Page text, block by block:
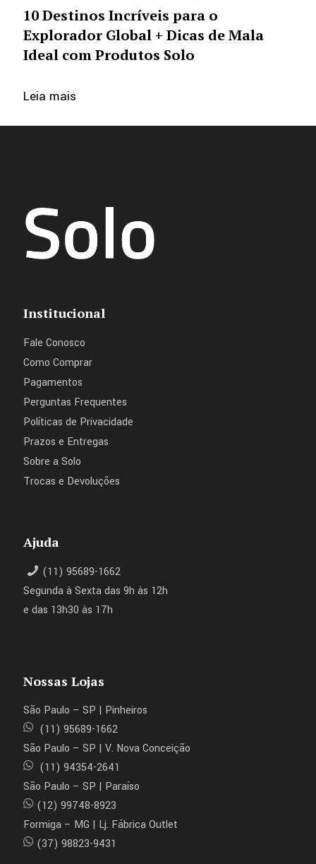
10 Destinos Incríveis para o
Explorador Global + Dicas de Mala
Ideal com Produtos Solo
Leia mais
Institucional
Fale Conosco
Como Comprar
Pagamentos
Perguntas Frequentes
Políticas de Privacidade
Prazos e Entregas
Sobre a Solo
Trocas e Devoluções
Ajuda
(11) 95689-1662
Segunda à Sexta das 9h às 12h
e das 13h30 às 17h
Nossas Lojas
São Paulo – SP | Pinheiros
(11) 95689-1662
São Paulo – SP | V. Nova Conceição
(11) 94354-2641
São Paulo – SP | Paraíso
(12) 99748-8923
Formiga – MG | Lj. Fábrica Outlet
(37) 98823-9431